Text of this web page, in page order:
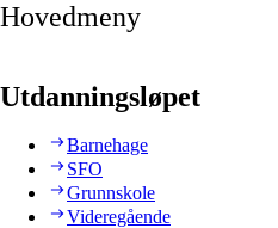
Hovedmeny
Utdanningsløpet
Barnehage
SFO
Grunnskole
Videregående